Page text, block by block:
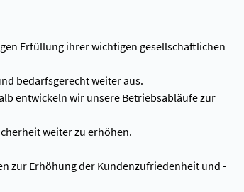
Erfüllung ihrer wichtigen gesellschaftlichen
bedarfsgerecht weiter aus.
entwickeln wir unsere Betriebsabläufe zur
weiter zu erhöhen.
zur Erhöhung der Kundenzufriedenheit und -